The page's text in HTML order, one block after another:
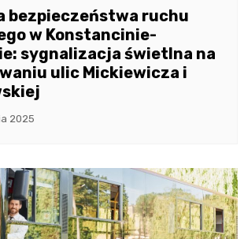
bezpieczeństwa ruchu
w Konstancinie-
sygnalizacja świetlna na
ulic Mickiewicza i
2025